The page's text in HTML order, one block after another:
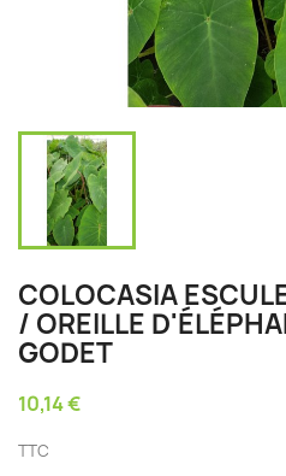
COLOCASIA
/ OREILLE
GODET
10,14 €
TTC